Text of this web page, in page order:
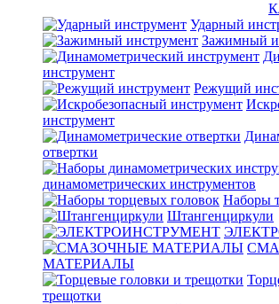
Ударный
Зажимный
инструмент
Режущий
инструмент
отвертки
динамометрических инструментов
Наборы
Штангенциркули
МАТЕРИАЛЫ
трещотки